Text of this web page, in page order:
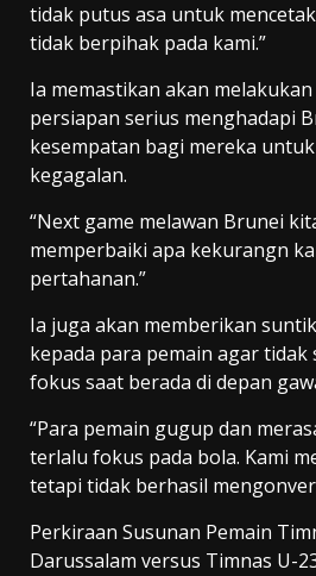
tidak putus asa untuk
tidak berpihak pada kami.”
Ia memastikan akan
persiapan serius menghadapi
kesempatan bagi mereka
kegagalan.
“Next game melawan Brunei
memperbaiki apa kekurangn
pertahanan.”
Ia juga akan memberikan
kepada para pemain agar tidak
fokus saat berada di depan
“Para pemain gugup dan
terlalu fokus pada bola. Kami
tetapi tidak berhasil
Perkiraan Susunan Pemain
Darussalam versus Timnas U-